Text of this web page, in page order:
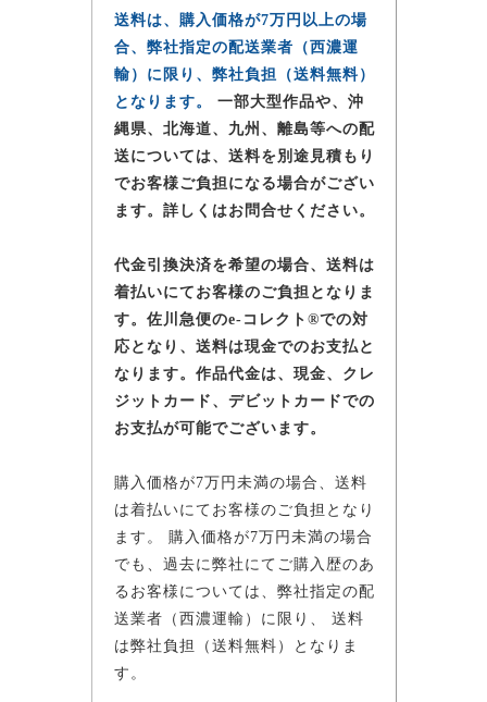
送料は、購入価格が7万円以上の場
合、弊社指定の配送業者（西濃運
輸）に限り、弊社負担（送料無料）
となります。
一部大型作品や、沖
縄県、北海道、九州、離島等への配
送については、送料を別途見積もり
でお客様ご負担になる場合がござい
ます。詳しくはお問合せください。
代金引換決済を希望の場合、送料は
着払いにてお客様のご負担となりま
す。佐川急便のe-コレクト®での対
応となり、送料は現金でのお支払と
なります。作品代金は、現金、クレ
ジットカード、デビットカードでの
お支払が可能でございます。
購入価格が7万円未満の場合、送料
は着払いにてお客様のご負担となり
ます。 購入価格が7万円未満の場合
でも、過去に弊社にてご購入歴のあ
るお客様については、弊社指定の配
送業者（西濃運輸）に限り、 送料
は弊社負担（送料無料）となりま
す。